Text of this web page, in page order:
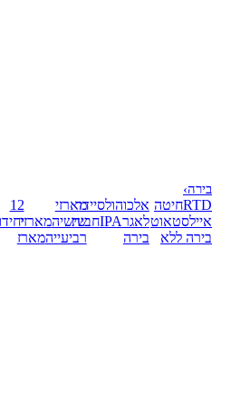
בירה›
RTDחיטה
איילסטאוט
בירה ללא
אלכוהולסיידר
לאגרIPAחבית
בירה
מארזי
שישיהמארזי
רביעייהמארז
12